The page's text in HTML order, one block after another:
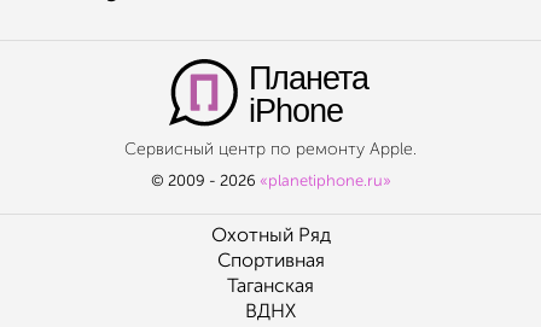
Планета
iPhone
Сервисный центр по ремонту Apple.
© 2009 - 2026 «planetiphone.ru»
Охотный Ряд
Спортивная
Таганская
ВДНХ